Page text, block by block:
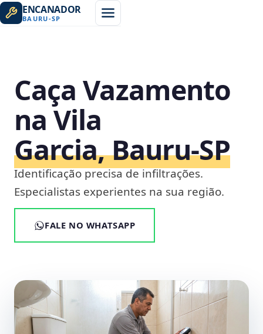
ENCANADOR
BAURU-SP
Caça Vazamento
na Vila
Garcia, Bauru‑SP
Identificação precisa de infiltrações.
Especialistas experientes na sua região.
FALE NO WHATSAPP